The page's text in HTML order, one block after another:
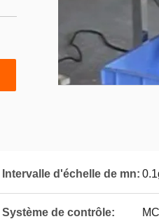
Intervalle d'échelle de mn:
Système de contrôle: